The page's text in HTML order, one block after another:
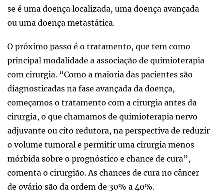
se é uma doença localizada, uma doença avançada
ou uma doença metastática.
O próximo passo é o tratamento, que tem como
principal modalidade a associação de quimioterapia
com cirurgia. “Como a maioria das pacientes são
diagnosticadas na fase avançada da doença,
começamos o tratamento com a cirurgia antes da
cirurgia, o que chamamos de quimioterapia nervo
adjuvante ou cito redutora, na perspectiva de reduzir
o volume tumoral e permitir uma cirurgia menos
mórbida sobre o prognóstico e chance de cura”,
comenta o cirurgião. As chances de cura no câncer
de ovário são da ordem de 30% a 40%.